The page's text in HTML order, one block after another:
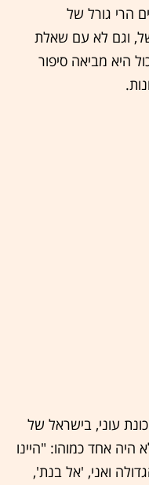
הרי גורל של
וגם לא עם שאלת
היא מביאה סיפור
עוני, בישראל של
ולא היה אחד כמוהו: "היינו
ואני, 'אל בנת',